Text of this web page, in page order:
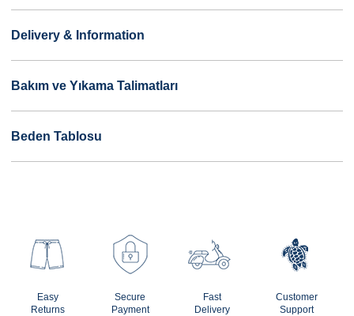
Delivery & Information
Bakım ve Yıkama Talimatları
Beden Tablosu
Easy
Returns
Secure
Payment
Fast
Delivery
Customer
Support